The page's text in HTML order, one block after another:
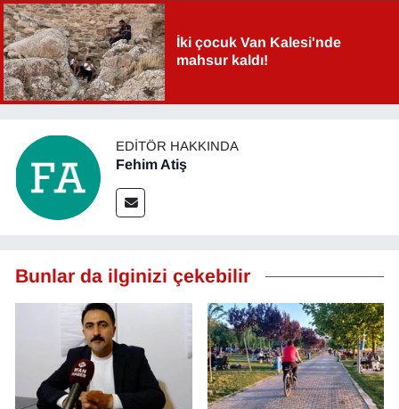
İki çocuk Van Kalesi'nde
mahsur kaldı!
EDITÖR HAKKINDA
Fehim Atiş
Bunlar da ilginizi çekebilir